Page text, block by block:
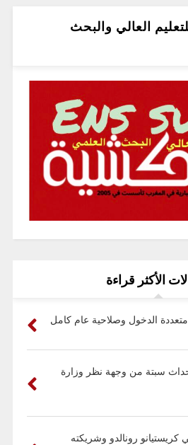
العالي والبحث
الأكثر قراءة
متعددة الدخول وصلاحية عام كامل
سبتة من وجهة نظر وزارة
كريستيانو رونالدو وشريكته